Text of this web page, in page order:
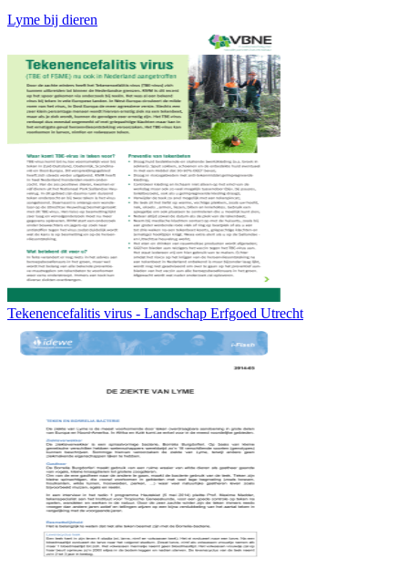
Lyme bij dieren
Tekenencefalitis virus - Landschap Erfgoed Utrecht